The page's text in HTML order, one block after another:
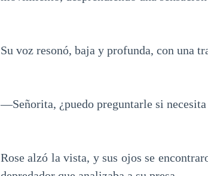
Su voz resonó, baja y profunda, con una
—Señorita, ¿puedo preguntarle si necesita
Rose alzó la vista, y sus ojos se